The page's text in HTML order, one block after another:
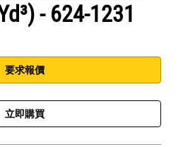
- 624-1231
要求報價
立即購買